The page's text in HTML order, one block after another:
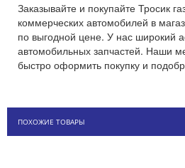
Заказывайте и покупайте Тросик
коммерческих автомобилей в
по выгодной цене. У нас широкий
автомобильных запчастей. Наши
быстро оформить покупку и
ПОХОЖИЕ ТОВАРЫ